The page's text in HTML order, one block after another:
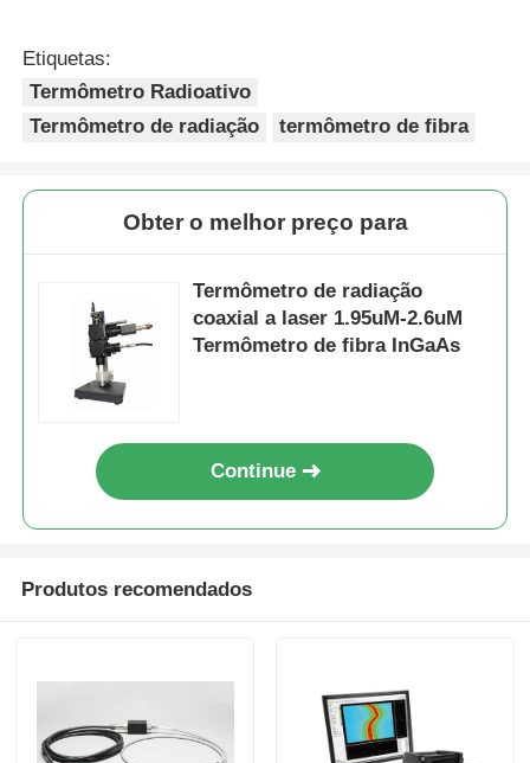
Etiquetas:
Termômetro Radioativo
Termômetro de radiação
termômetro de fibra
Obter o melhor preço para
Termômetro de radiação
coaxial a laser 1.95uM-2.6uM
Termômetro de fibra InGaAs
Continue
Produtos recomendados